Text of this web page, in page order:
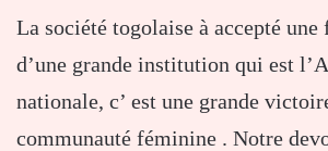
La société togolaise à accepté une
d’une grande institution qui est
nationale, c’ est une grande
communauté féminine . Notre